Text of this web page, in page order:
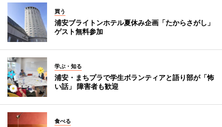
買う
浦安ブライトンホテル夏休み企画「たからさがし」
ゲスト無料参加
学ぶ・知る
浦安・まちプラで学生ボランティアと語り部が「怖
い話」 障害者も歓迎
食べる